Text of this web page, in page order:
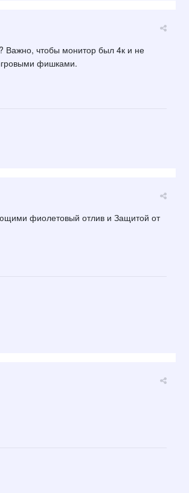
Важно, чтобы монитор был 4к и не
фишками.
фиолетовый отлив и Защитой от